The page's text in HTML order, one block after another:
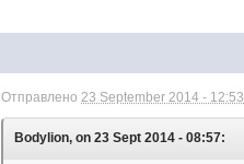
Отправлено23 September 2014 - 12:53
Bodylion, on 23 Sept 2014 - 08:57: